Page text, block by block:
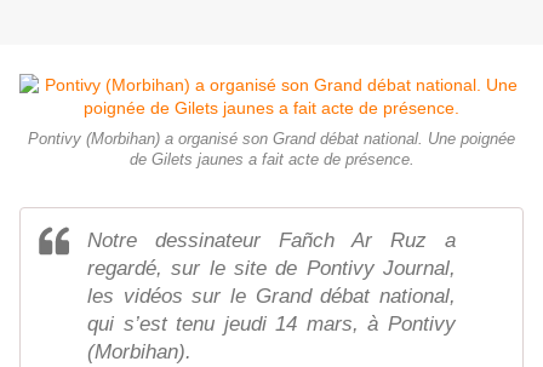
Pontivy (Morbihan) a organisé son Grand débat national. Une poignée
de Gilets jaunes a fait acte de présence.
Notre dessinateur Fañch Ar Ruz a
regardé, sur le site de Pontivy Journal,
les vidéos sur le Grand débat national,
qui s’est tenu jeudi 14 mars, à Pontivy
(Morbihan).